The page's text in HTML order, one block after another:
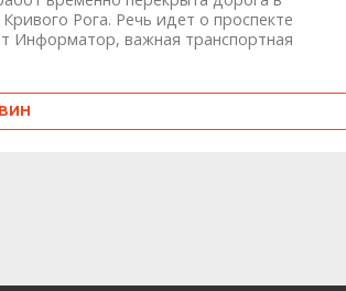
Рога. Речь идет о проспекте
Информатор, важная транспортная